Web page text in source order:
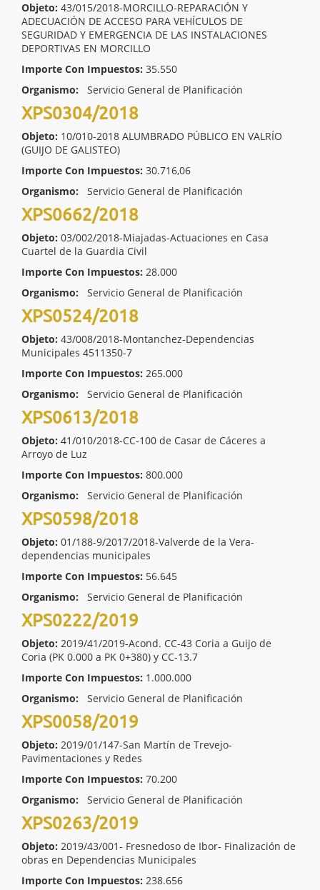
Objeto: 43/015/2018-MORCILLO-REPARACIÓN Y
ADECUACIÓN DE ACCESO PARA VEHÍCULOS DE
SEGURIDAD Y EMERGENCIA DE LAS INSTALACIONES
DEPORTIVAS EN MORCILLO
Importe Con Impuestos: 35.550
Organismo:
Servicio General de Planificación
XPS0304/2018
Objeto: 10/010-2018 ALUMBRADO PÚBLICO EN VALRÍO
(GUIJO DE GALISTEO)
Importe Con Impuestos: 30.716,06
Organismo:
Servicio General de Planificación
XPS0662/2018
Objeto: 03/002/2018-Miajadas-Actuaciones en Casa
Cuartel de la Guardia Civil
Importe Con Impuestos: 28.000
Organismo:
Servicio General de Planificación
XPS0524/2018
Objeto: 43/008/2018-Montanchez-Dependencias
Municipales 4511350-7
Importe Con Impuestos: 265.000
Organismo:
Servicio General de Planificación
XPS0613/2018
Objeto: 41/010/2018-CC-100 de Casar de Cáceres a
Arroyo de Luz
Importe Con Impuestos: 800.000
Organismo:
Servicio General de Planificación
XPS0598/2018
Objeto: 01/188-9/2017/2018-Valverde de la Vera-
dependencias municipales
Importe Con Impuestos: 56.645
Organismo:
Servicio General de Planificación
XPS0222/2019
Objeto: 2019/41/2019-Acond. CC-43 Coria a Guijo de
Coria (PK 0.000 a PK 0+380) y CC-13.7
Importe Con Impuestos: 1.000.000
Organismo:
Servicio General de Planificación
XPS0058/2019
Objeto: 2019/01/147-San Martín de Trevejo-
Pavimentaciones y Redes
Importe Con Impuestos: 70.200
Organismo:
Servicio General de Planificación
XPS0263/2019
Objeto: 2019/43/001- Fresnedoso de Ibor- Finalización de
obras en Dependencias Municipales
Importe Con Impuestos: 238.656